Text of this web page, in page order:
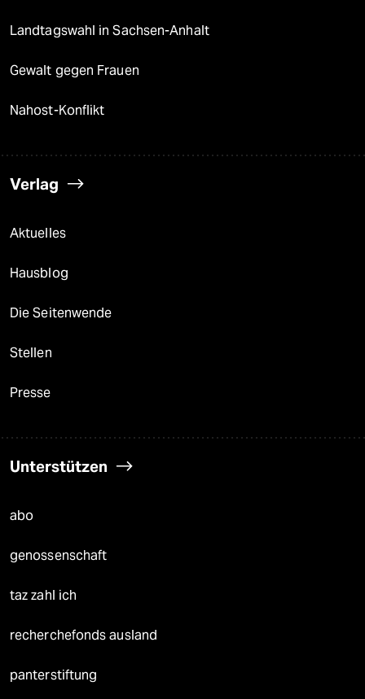
Landtagswahl in Sachsen-Anhalt
Gewalt gegen Frauen
Nahost-Konflikt
Verlag
Aktuelles
Hausblog
Die Seitenwende
Stellen
Presse
Unterstützen
abo
genossenschaft
taz zahl ich
recherchefonds ausland
panterstiftung